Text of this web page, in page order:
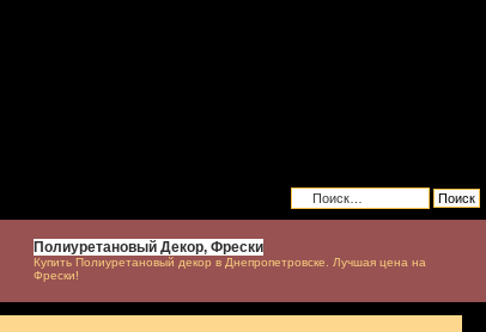
Полиуретановый Декор, Фрески
Купить Полиуретановый декор в Днепропетровске. Лучшая цена на
Фрески!